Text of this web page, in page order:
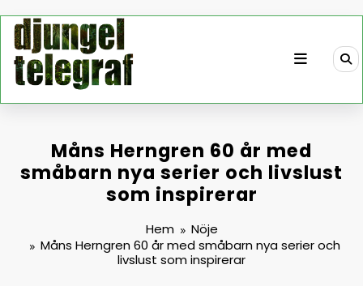
innehåll
Måns Herngren 60 år med
småbarn nya serier och livslust
som inspirerar
Hem
Nöje
Måns Herngren 60 år med småbarn nya serier och
livslust som inspirerar